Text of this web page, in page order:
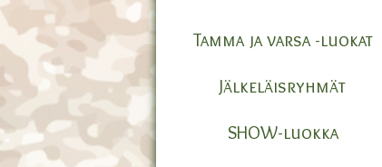
Tamma ja varsa -luokat
Jälkeläisryhmät
SHOW-luokka